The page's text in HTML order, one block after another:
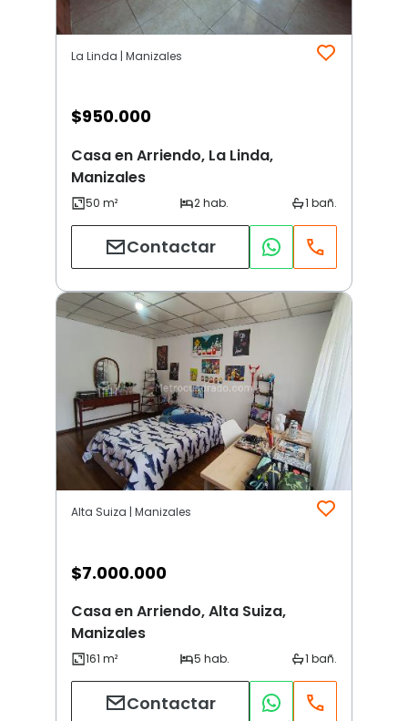
La Linda | Manizales
$950.000
Casa en Arriendo, La Linda,
Manizales
Contactar
Alta Suiza | Manizales
$7.000.000
Casa en Arriendo, Alta Suiza,
Manizales
Contactar